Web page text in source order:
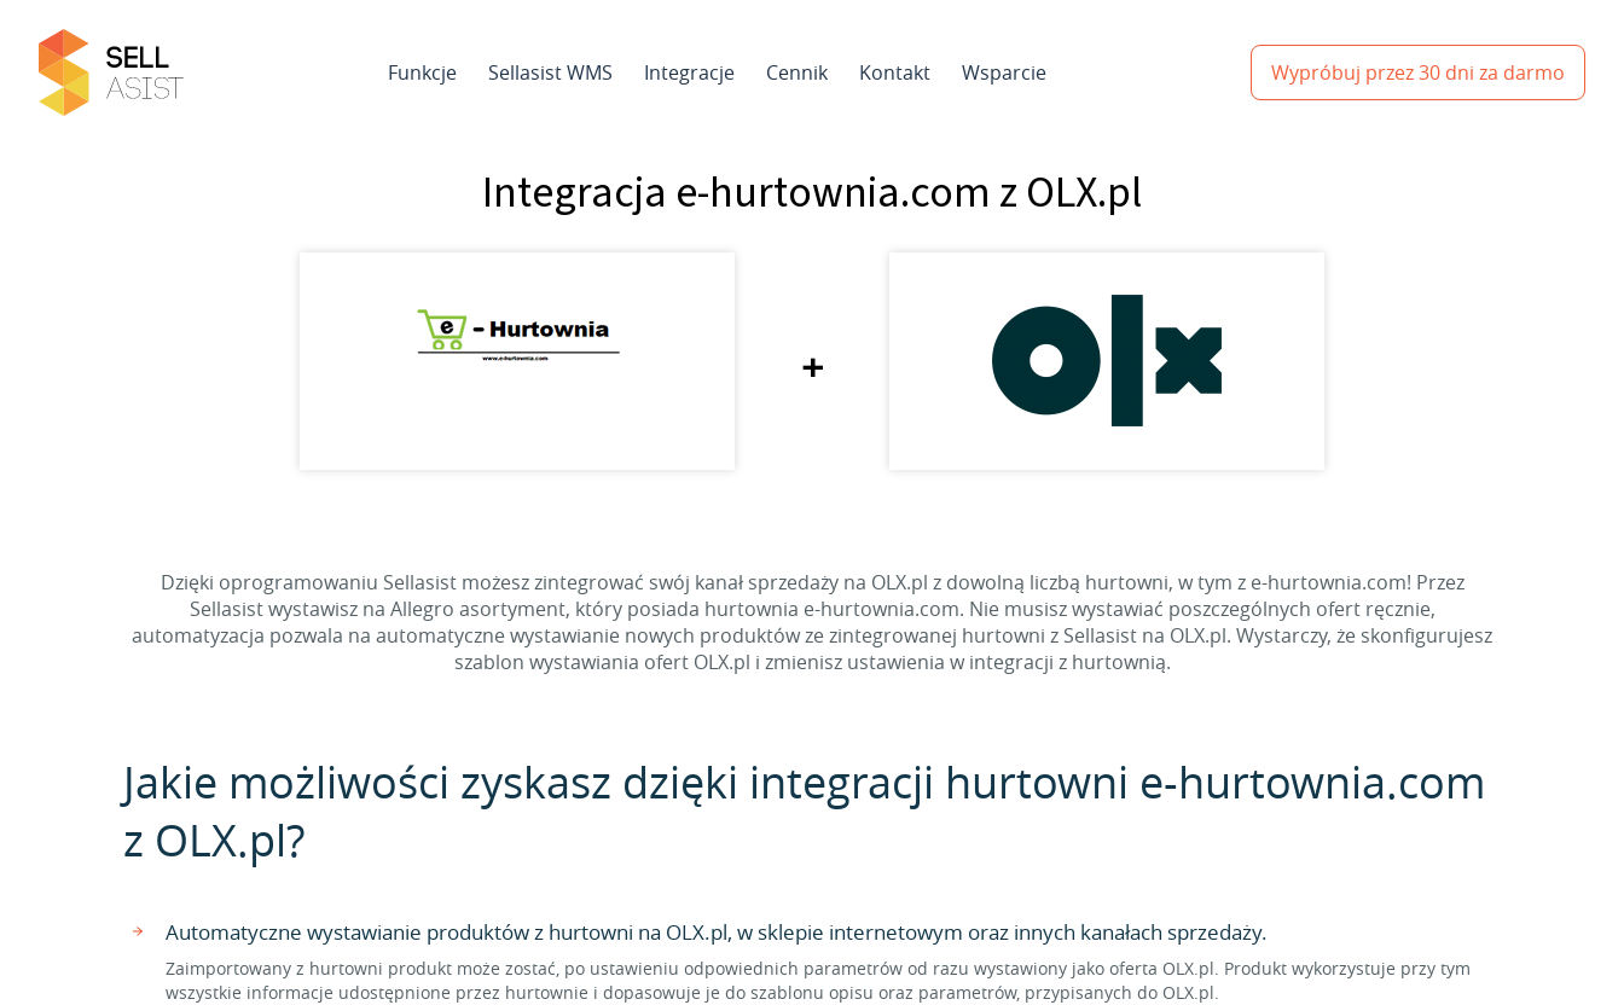
Funkcje Sellasist WMS Integracje Cennik Kontakt Wsparcie Wypróbuj przez 30 dni za darmo
Integracja e-hurtownia.com z OLX.pl
+
Dzięki oprogramowaniu Sellasist możesz zintegrować swój kanał sprzedaży na OLX.pl z dowolną liczbą hurtowni, w tym z e-hurtownia.com! Przez
Sellasist wystawisz na Allegro asortyment, który posiada hurtownia e-hurtownia.com. Nie musisz wystawiać poszczególnych ofert ręcznie,
automatyzacja pozwala na automatyczne wystawianie nowych produktów ze zintegrowanej hurtowni z Sellasist na OLX.pl. Wystarczy, że skonfigurujesz
szablon wystawiania ofert OLX.pl i zmienisz ustawienia w integracji z hurtownią.
Jakie możliwości zyskasz dzięki integracji hurtowni e-hurtownia.com
z OLX.pl?
Automatyczne wystawianie produktów z hurtowni na OLX.pl, w sklepie internetowym oraz innych kanałach sprzedaży.
Zaimportowany z hurtowni produkt może zostać, po ustawieniu odpowiednich parametrów od razu wystawiony jako oferta OLX.pl. Produkt wykorzystuje przy tym
wszystkie informacje udostępnione przez hurtownie i dopasowuje je do szablonu opisu oraz parametrów, przypisanych do OLX.pl.